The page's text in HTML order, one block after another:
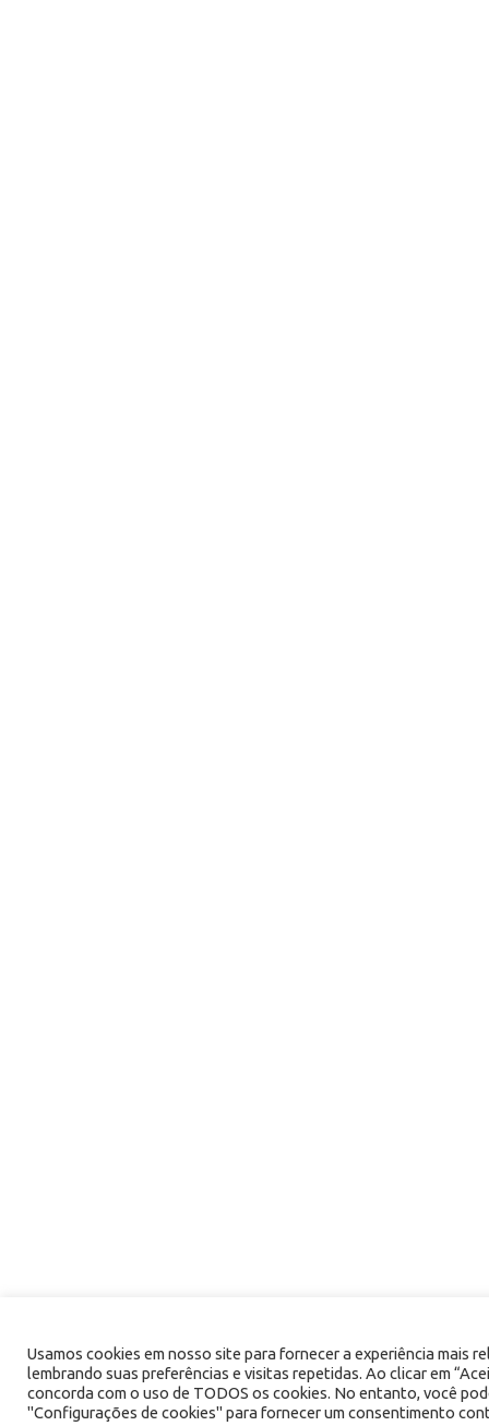
Usamos cookies em nosso site para fornecer a experiência mais
lembrando suas preferências e visitas repetidas. Ao clicar em
concorda com o uso de TODOS os cookies. No entanto, você
"Configurações de cookies" para fornecer um consentimento